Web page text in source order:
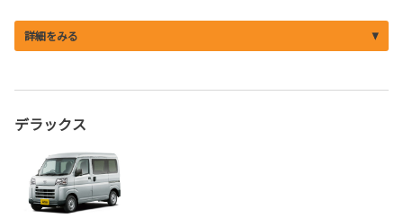
詳細をみる
デラックス